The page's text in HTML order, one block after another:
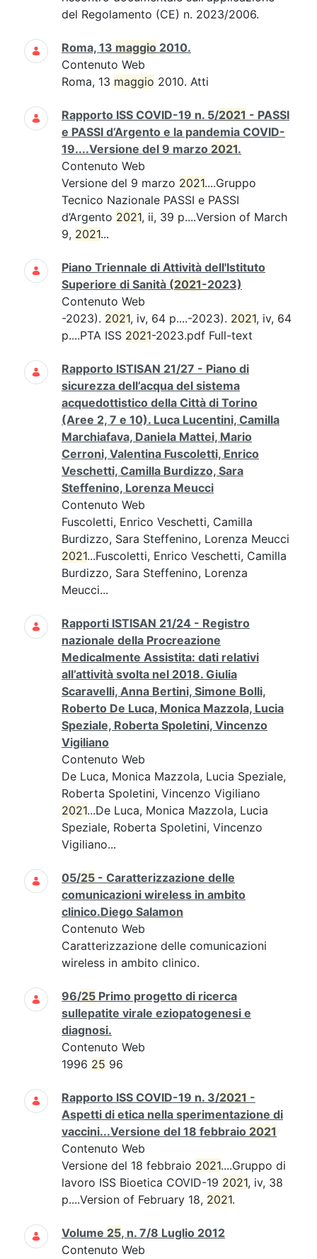
del Regolamento (CE) n. 2023/2006.
Roma, 13 maggio 2010.
Contenuto Web
Roma, 13 maggio 2010. Atti
Rapporto ISS COVID-19 n. 5/2021 - PASSI
e PASSI d’Argento e la pandemia COVID-
19....Versione del 9 marzo 2021.
Contenuto Web
Versione del 9 marzo 2021....Gruppo
Tecnico Nazionale PASSI e PASSI
d’Argento 2021, ii, 39 p....Version of March
9, 2021...
Piano Triennale di Attività dell'Istituto
Superiore di Sanità (2021-2023)
Contenuto Web
-2023). 2021, iv, 64 p....-2023). 2021, iv, 64
p....PTA ISS 2021-2023.pdf Full-text
Rapporto ISTISAN 21/27 - Piano di
sicurezza dell’acqua del sistema
acquedottistico della Città di Torino
(Aree 2, 7 e 10). Luca Lucentini, Camilla
Marchiafava, Daniela Mattei, Mario
Cerroni, Valentina Fuscoletti, Enrico
Veschetti, Camilla Burdizzo, Sara
Steffenino, Lorenza Meucci
Contenuto Web
Fuscoletti, Enrico Veschetti, Camilla
Burdizzo, Sara Steffenino, Lorenza Meucci
2021...Fuscoletti, Enrico Veschetti, Camilla
Burdizzo, Sara Steffenino, Lorenza
Meucci...
Rapporti ISTISAN 21/24 - Registro
nazionale della Procreazione
Medicalmente Assistita: dati relativi
all’attività svolta nel 2018. Giulia
Scaravelli, Anna Bertini, Simone Bolli,
Roberto De Luca, Monica Mazzola, Lucia
Speziale, Roberta Spoletini, Vincenzo
Vigiliano
Contenuto Web
De Luca, Monica Mazzola, Lucia Speziale,
Roberta Spoletini, Vincenzo Vigiliano
2021...De Luca, Monica Mazzola, Lucia
Speziale, Roberta Spoletini, Vincenzo
Vigiliano...
05/25 - Caratterizzazione delle
comunicazioni wireless in ambito
clinico.Diego Salamon
Contenuto Web
Caratterizzazione delle comunicazioni
wireless in ambito clinico.
96/25 Primo progetto di ricerca
sullepatite virale eziopatogenesi e
diagnosi.
Contenuto Web
1996 25 96
Rapporto ISS COVID-19 n. 3/2021 -
Aspetti di etica nella sperimentazione di
vaccini...Versione del 18 febbraio 2021
Contenuto Web
Versione del 18 febbraio 2021....Gruppo di
lavoro ISS Bioetica COVID-19 2021, iv, 38
p....Version of February 18, 2021.
Volume 25, n. 7/8 Luglio 2012
Contenuto Web